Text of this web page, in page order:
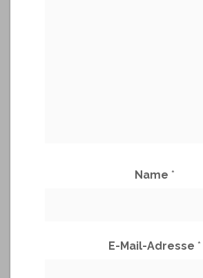
Name *
E-Mail-Adresse *